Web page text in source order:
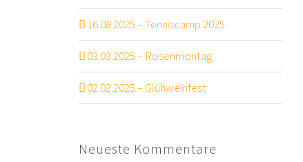
16.08.2025 – Tenniscamp 2025
03.03.2025 – Rosenmontag
02.02.2025 – Glühweinfest
Neueste Kommentare